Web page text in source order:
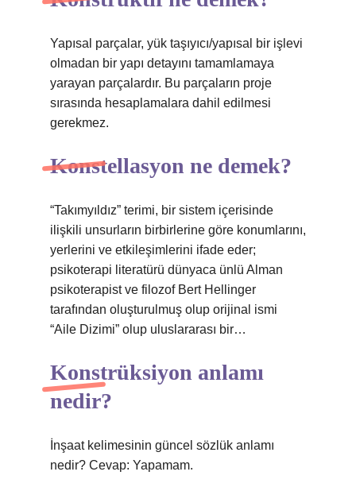
Yapısal parçalar, yük taşıyıcı/yapısal bir işlevi
olmadan bir yapı detayını tamamlamaya
yarayan parçalardır. Bu parçaların proje
sırasında hesaplamalara dahil edilmesi
gerekmez.
Konstellasyon ne demek?
“Takımyıldız” terimi, bir sistem içerisinde
ilişkili unsurların birbirlerine göre konumlarını,
yerlerini ve etkileşimlerini ifade eder;
psikoterapi literatürü dünyaca ünlü Alman
psikoterapist ve filozof Bert Hellinger
tarafından oluşturulmuş olup orijinal ismi
“Aile Dizimi” olup uluslararası bir…
Konstrüksiyon anlamı
nedir?
İnşaat kelimesinin güncel sözlük anlamı
nedir? Cevap: Yapamam.